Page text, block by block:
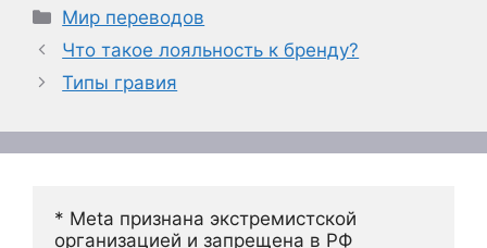
Рубрики
Мир переводов
Что такое лояльность к бренду?
Типы гравия
* Meta признана экстремистской
организацией и запрещена в РФ